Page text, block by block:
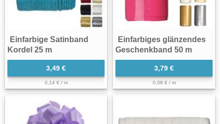
Einfarbige Satinband
Kordel 25 m
3,49 €
0,14 € / m
Einfarbiges glänzendes
Geschenkband 50 m
3,79 €
0,08 € / m